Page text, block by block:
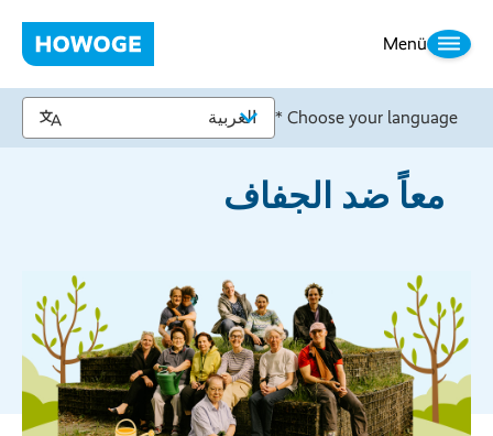
Menü
Choose your language *
معاً ضد الجفاف